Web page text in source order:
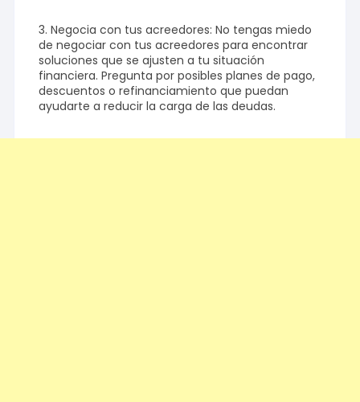
3. Negocia con tus acreedores: No tengas miedo
de negociar con tus acreedores para encontrar
soluciones que se ajusten a tu situación
financiera. Pregunta por posibles planes de pago,
descuentos o refinanciamiento que puedan
ayudarte a reducir la carga de las deudas.